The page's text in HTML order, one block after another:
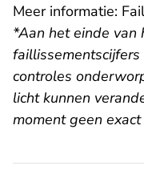
Meer informatie:
*Aan het einde van
controles
licht kunnen
moment geen